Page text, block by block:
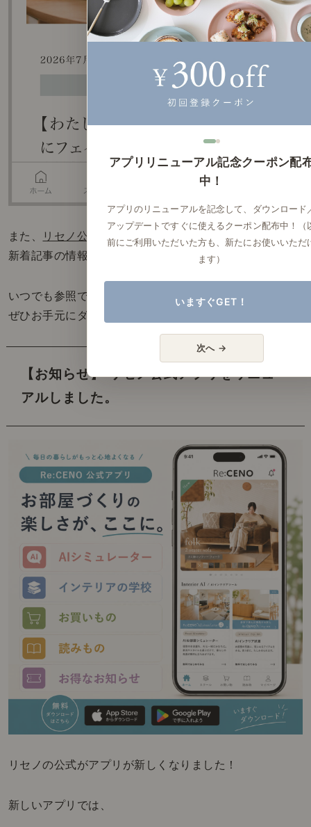
また、 リセノ公式アプリ でも、
新着記事の情報をご確認いただけます。
いつでも参照できる「インテリアの教科書」を、
ぜひお手元にダウンロードしてみてください。
【お知らせ】 リセノ公式アプリをリニュー
アルしました。
リセノの公式がアプリが新しくなりました！
新しいアプリでは、
アプリリニューアル記念クーポン配
中！
アプリのリニューアルを記念して、ダウンロード
アップデートですぐに使えるクーポン配布中！（
前にご利用いただいた方も、新たにお使いいただ
ます）
いますぐGET！
次へ →